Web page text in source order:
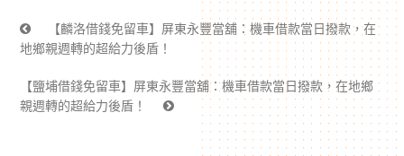
【麟洛借錢免留車】屏東永豐當舖：機車借款當日撥款，在
地鄉親週轉的超給力後盾！
【鹽埔借錢免留車】屏東永豐當舖：機車借款當日撥款，在地鄉
親週轉的超給力後盾！